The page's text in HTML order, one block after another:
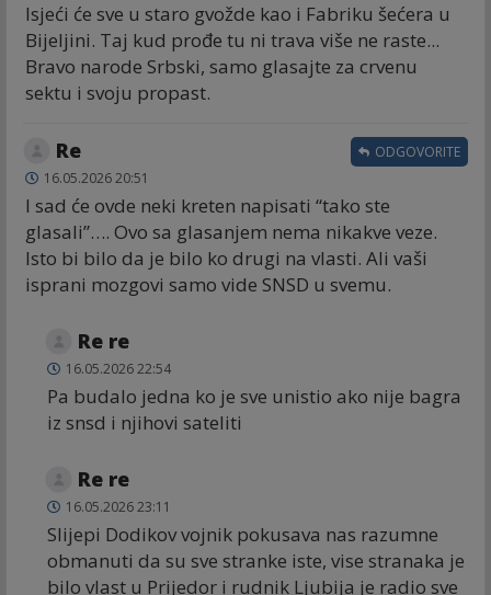
Isjeći će sve u staro gvožde kao i Fabriku šećera u
Bijeljini. Taj kud prođe tu ni trava više ne raste...
Bravo narode Srbski, samo glasajte za crvenu
sektu i svoju propast.
Re
16.05.2026 20:51
I sad će ovde neki kreten napisati “tako ste
glasali”…. Ovo sa glasanjem nema nikakve veze.
Isto bi bilo da je bilo ko drugi na vlasti. Ali vaši
isprani mozgovi samo vide SNSD u svemu.
ODGOVORITE
Re re
16.05.2026 22:54
Pa budalo jedna ko je sve unistio ako nije bagra
iz snsd i njihovi sateliti
Re re
16.05.2026 23:11
Slijepi Dodikov vojnik pokusava nas razumne
obmanuti da su sve stranke iste, vise stranaka je
bilo vlast u Prijedor i rudnik Ljubija je radio sve